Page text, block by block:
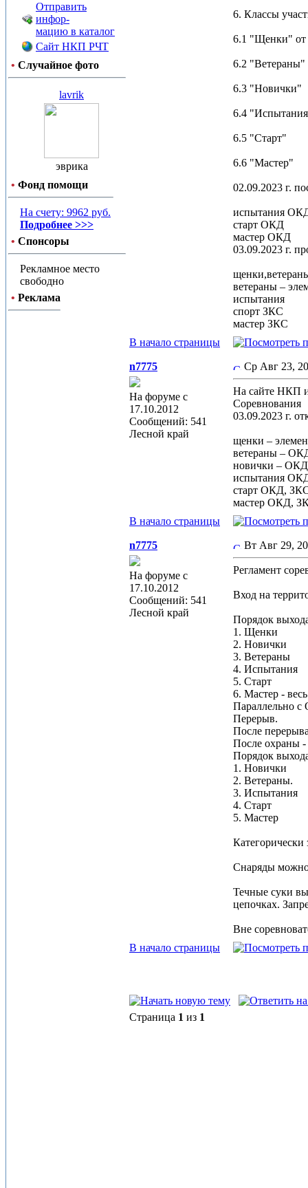
Отправить
инфор-
мацию в каталог
Сайт НКП РЧТ
• Случайное фото
lavrik
эврика
• Фонд помощи
На счету: 9962 руб.
Подробнее >>>
• Спонсоры
Рекламное место
свободно
• Реклама
6. Классы
6.1 "Щенки" от
6.2 "Ветераны"
6.3 "Новички"
6.4
6.5 "Старт"
6.6 "Мастер"
02.09.2023 г.
испытания
старт ОКД
мастер ОКД
03.09.2023 г.
ветераны –
испытания
спорт ЗКС
мастер ЗКС
В начало страницы
n7775
На форуме с
17.10.2012
Сообщений: 541
Лесной край
Ср Авг 23,
На сайте НКП
Соревнования
03.09.2023 г.
щенки –
ветераны –
новички –
испытания
старт ОКД,
мастер ОКД,
В начало страницы
n7775
На форуме с
17.10.2012
Сообщений: 541
Лесной край
Вт Авг 29,
Регламент
Вход на
Порядок
1. Щенки
2. Новички
3. Ветераны
4. Испытания
5. Старт
6. Мастер -
Параллельно
Перерыв.
После
После охраны -
Порядок
1. Новички
2. Ветераны.
3. Испытания
4. Старт
5. Мастер
Категорически
Снаряды можно
Течные суки
цепочках.
Вне
В начало страницы
Страница 1 из 1